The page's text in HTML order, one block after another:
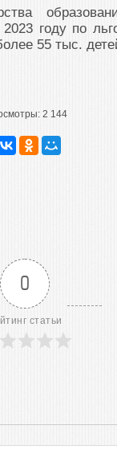
году по
55 тыс.
2 144
0
статьи